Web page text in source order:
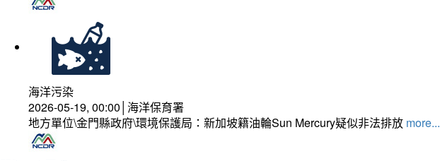
海洋污染
2026-05-19, 00:00│海洋保育署
地方單位\金門縣政府\環境保護局：新加坡籍油輪Sun Mercury疑似非法排放 more...